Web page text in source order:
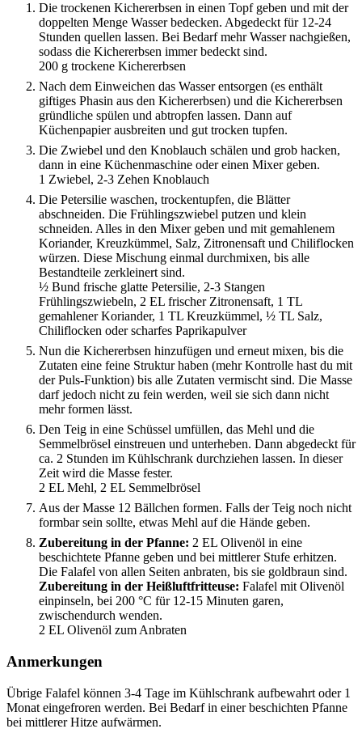
Die trockenen Kichererbsen in einen Topf geben und mit der
doppelten Menge Wasser bedecken. Abgedeckt für 12-24
Stunden quellen lassen. Bei Bedarf mehr Wasser nachgießen,
sodass die Kichererbsen immer bedeckt sind.
200 g trockene Kichererbsen
Nach dem Einweichen das Wasser entsorgen (es enthält
giftiges Phasin aus den Kichererbsen) und die Kichererbsen
gründliche spülen und abtropfen lassen. Dann auf
Küchenpapier ausbreiten und gut trocken tupfen.
Die Zwiebel und den Knoblauch schälen und grob hacken,
dann in eine Küchenmaschine oder einen Mixer geben.
1 Zwiebel, 2-3 Zehen Knoblauch
Die Petersilie waschen, trockentupfen, die Blätter
abschneiden. Die Frühlingszwiebel putzen und klein
schneiden. Alles in den Mixer geben und mit gemahlenem
Koriander, Kreuzkümmel, Salz, Zitronensaft und Chiliflocken
würzen. Diese Mischung einmal durchmixen, bis alle
Bestandteile zerkleinert sind.
½ Bund frische glatte Petersilie, 2-3 Stangen
Frühlingszwiebeln, 2 EL frischer Zitronensaft, 1 TL
gemahlener Koriander, 1 TL Kreuzkümmel, ½ TL Salz,
Chiliflocken oder scharfes Paprikapulver
Nun die Kichererbsen hinzufügen und erneut mixen, bis die
Zutaten eine feine Struktur haben (mehr Kontrolle hast du mit
der Puls-Funktion) bis alle Zutaten vermischt sind. Die Masse
darf jedoch nicht zu fein werden, weil sie sich dann nicht
mehr formen lässt.
Den Teig in eine Schüssel umfüllen, das Mehl und die
Semmelbrösel einstreuen und unterheben. Dann abgedeckt für
ca. 2 Stunden im Kühlschrank durchziehen lassen. In dieser
Zeit wird die Masse fester.
2 EL Mehl, 2 EL Semmelbrösel
Aus der Masse 12 Bällchen formen. Falls der Teig noch nicht
formbar sein sollte, etwas Mehl auf die Hände geben.
Zubereitung in der Pfanne: 2 EL Olivenöl in eine
beschichtete Pfanne geben und bei mittlerer Stufe erhitzen.
Die Falafel von allen Seiten anbraten, bis sie goldbraun sind.
Zubereitung in der Heißluftfritteuse: Falafel mit Olivenöl
einpinseln, bei 200 °C für 12-15 Minuten garen,
zwischendurch wenden.
2 EL Olivenöl zum Anbraten
Anmerkungen
Übrige Falafel können 3-4 Tage im Kühlschrank aufbewahrt oder 1
Monat eingefroren werden. Bei Bedarf in einer beschichten Pfanne
bei mittlerer Hitze aufwärmen.